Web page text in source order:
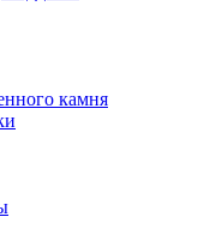
камня